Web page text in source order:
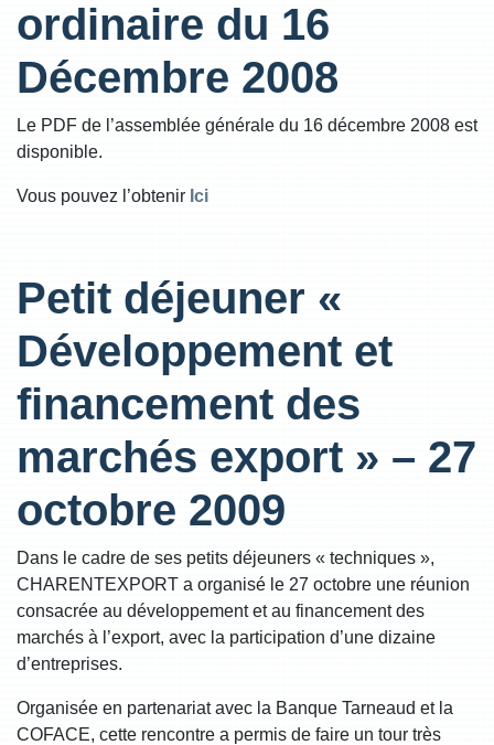
ordinaire du 16
Décembre 2008
Le PDF de l’assemblée générale du 16 décembre 2008 est
disponible.
Vous pouvez l’obtenir Ici
Petit déjeuner «
Développement et
financement des
marchés export » – 27
octobre 2009
Dans le cadre de ses petits déjeuners « techniques »,
CHARENTEXPORT a organisé le 27 octobre une réunion
consacrée au développement et au financement des
marchés à l’export, avec la participation d’une dizaine
d’entreprises.
Organisée en partenariat avec la Banque Tarneaud et la
COFACE, cette rencontre a permis de faire un tour très